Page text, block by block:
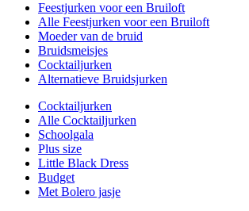
Feestjurken voor een Bruiloft
Alle Feestjurken voor een Bruiloft
Moeder van de bruid
Bruidsmeisjes
Cocktailjurken
Alternatieve Bruidsjurken
Cocktailjurken
Alle Cocktailjurken
Schoolgala
Plus size
Little Black Dress
Budget
Met Bolero jasje